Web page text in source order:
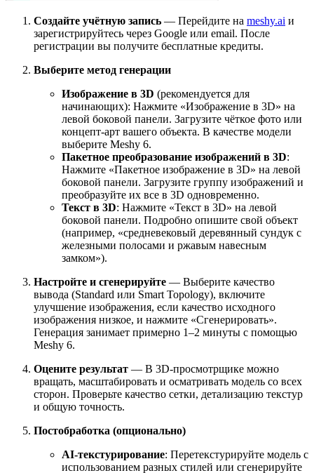
Создайте учётную запись — Перейдите на meshy.ai и
зарегистрируйтесь через Google или email. После
регистрации вы получите бесплатные кредиты.
Выберите метод генерации
Изображение в 3D (рекомендуется для
начинающих): Нажмите «Изображение в 3D» на
левой боковой панели. Загрузите чёткое фото или
концепт-арт вашего объекта. В качестве модели
выберите Meshy 6.
Пакетное преобразование изображений в 3D:
Нажмите «Пакетное изображение в 3D» на левой
боковой панели. Загрузите группу изображений и
преобразуйте их все в 3D одновременно.
Текст в 3D: Нажмите «Текст в 3D» на левой
боковой панели. Подробно опишите свой объект
(например, «средневековый деревянный сундук с
железными полосами и ржавым навесным
замком»).
Настройте и сгенерируйте — Выберите качество
вывода (Standard или Smart Topology), включите
улучшение изображения, если качество исходного
изображения низкое, и нажмите «Сгенерировать».
Генерация занимает примерно 1–2 минуты с помощью
Meshy 6.
Оцените результат — В 3D-просмотрщике можно
вращать, масштабировать и осматривать модель со всех
сторон. Проверьте качество сетки, детализацию текстур
и общую точность.
Постобработка (опционально)
AI-текстурирование: Перетекстурируйте модель с
использованием разных стилей или сгенерируйте